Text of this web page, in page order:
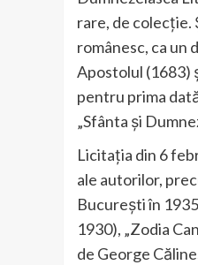
rare, de colecție.
românesc, ca un
Apostolul (1683)
pentru prima
„Sfânta şi
Licitația din 6
ale autorilor,
București în
1930), „Zodia
de George